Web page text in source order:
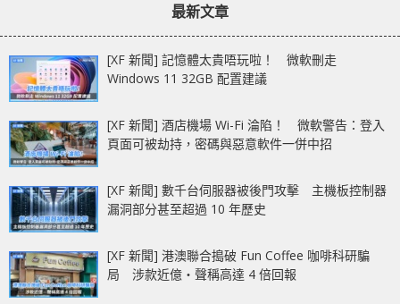
最新文章
[XF 新聞] 記憶體太貴唔玩啦！ 微軟刪走
Windows 11 32GB 配置建議
[XF 新聞] 酒店機場 Wi-Fi 淪陷！ 微軟警告：登入
頁面可被劫持，密碼與惡意軟件一併中招
[XF 新聞] 數千台伺服器被後門攻擊 主機板控制器
漏洞部分甚至超過 10 年歷史
[XF 新聞] 港澳聯合搗破 Fun Coffee 咖啡科研騙
局 涉款近億‧聲稱高達 4 倍回報